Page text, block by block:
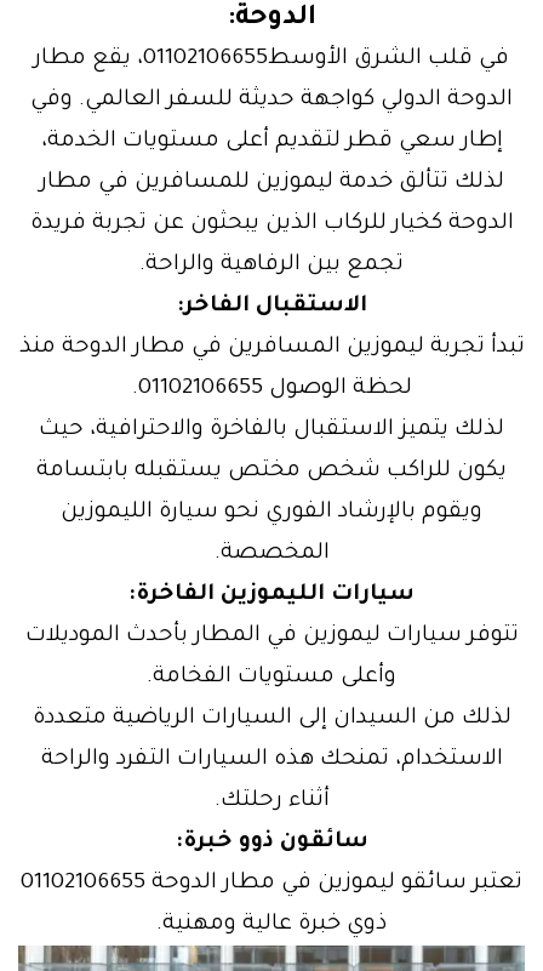
الدوحة:
في قلب الشرق الأوسط01102106655، يقع مطار
الدوحة الدولي كواجهة حديثة للسفر العالمي. وفي
إطار سعي قطر لتقديم أعلى مستويات الخدمة،
لذلك تتألق خدمة ليموزين للمسافرين في مطار
الدوحة كخيار للركاب الذين يبحثون عن تجربة فريدة
تجمع بين الرفاهية والراحة.
الاستقبال الفاخر:
تبدأ تجربة ليموزين المسافرين في مطار الدوحة منذ
لحظة الوصول 01102106655.
لذلك يتميز الاستقبال بالفاخرة والاحترافية، حيث
يكون للراكب شخص مختص يستقبله بابتسامة
ويقوم بالإرشاد الفوري نحو سيارة الليموزين
المخصصة.
سيارات الليموزين الفاخرة:
تتوفر سيارات ليموزين في المطار بأحدث الموديلات
وأعلى مستويات الفخامة.
لذلك من السيدان إلى السيارات الرياضية متعددة
الاستخدام، تمنحك هذه السيارات التفرد والراحة
أثناء رحلتك.
سائقون ذوو خبرة:
تعتبر سائقو ليموزين في مطار الدوحة 01102106655
ذوي خبرة عالية ومهنية.